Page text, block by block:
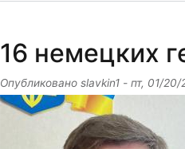
16 немецких
Опубликовано slavkin1 - пт, 01/